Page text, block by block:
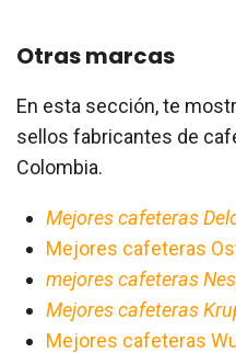
Otras marcas
En esta sección, te
sellos fabricantes de
Colombia.
Mejores cafeteras
Mejores cafeteras
mejores cafeteras
Mejores cafeteras
Mejores cafeteras